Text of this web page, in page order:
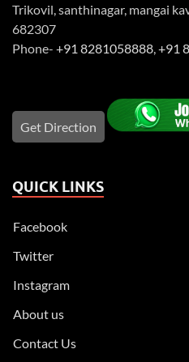
Trikovil, santhinagar, mangai
682307
Phone- +91 8281058888,+91
Get Direction
QUICK LINKS
Facebook
Twitter
Instagram
About us
Contact Us